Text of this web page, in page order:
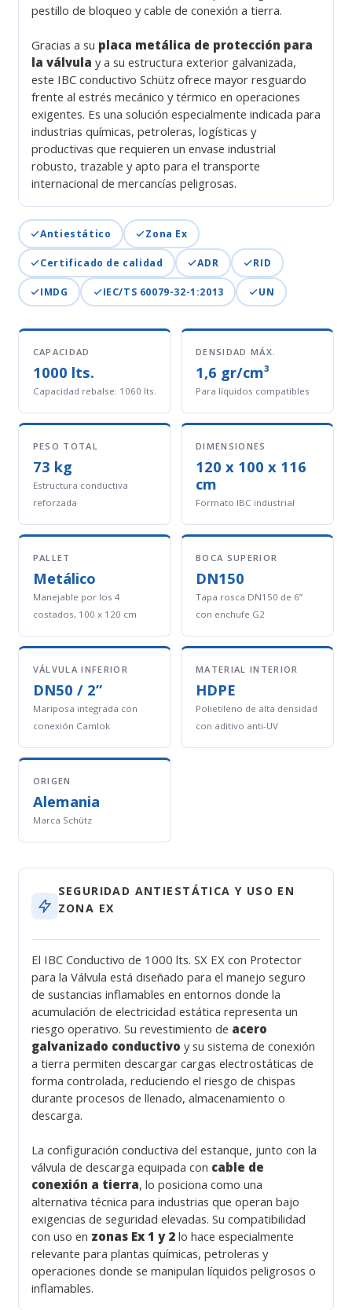
pestillo de bloqueo y cable de conexión a tierra.
Gracias a su placa metálica de protección para
la válvula y a su estructura exterior galvanizada,
este IBC conductivo Schütz ofrece mayor resguardo
frente al estrés mecánico y térmico en operaciones
exigentes. Es una solución especialmente indicada para
industrias químicas, petroleras, logísticas y
productivas que requieren un envase industrial
robusto, trazable y apto para el transporte
internacional de mercancías peligrosas.
Antiestático Zona Ex
Certificado de calidad ADR RID
IMDG IEC/TS 60079-32-1:2013 UN
CAPACIDAD
1000 lts.
Capacidad rebalse: 1060 lts.
DENSIDAD MÁX.
1,6 gr/cm³
Para líquidos compatibles
PESO TOTAL
73 kg
Estructura conductiva
reforzada
DIMENSIONES
120 x 100 x 116
cm
Formato IBC industrial
PALLET
Metálico
Manejable por los 4
costados, 100 x 120 cm
BOCA SUPERIOR
DN150
Tapa rosca DN150 de 6”
con enchufe G2
VÁLVULA INFERIOR
DN50 / 2”
Mariposa integrada con
conexión Camlok
MATERIAL INTERIOR
HDPE
Polietileno de alta densidad
con aditivo anti-UV
ORIGEN
Alemania
Marca Schütz
SEGURIDAD ANTIESTÁTICA Y USO EN
ZONA EX
El IBC Conductivo de 1000 lts. SX EX con Protector
para la Válvula está diseñado para el manejo seguro
de sustancias inflamables en entornos donde la
acumulación de electricidad estática representa un
riesgo operativo. Su revestimiento de acero
galvanizado conductivo y su sistema de conexión
a tierra permiten descargar cargas electrostáticas de
forma controlada, reduciendo el riesgo de chispas
durante procesos de llenado, almacenamiento o
descarga.
La configuración conductiva del estanque, junto con la
válvula de descarga equipada con cable de
conexión a tierra, lo posiciona como una
alternativa técnica para industrias que operan bajo
exigencias de seguridad elevadas. Su compatibilidad
con uso en zonas Ex 1 y 2lo hace especialmente
relevante para plantas químicas, petroleras y
operaciones donde se manipulan líquidos peligrosos o
inflamables.